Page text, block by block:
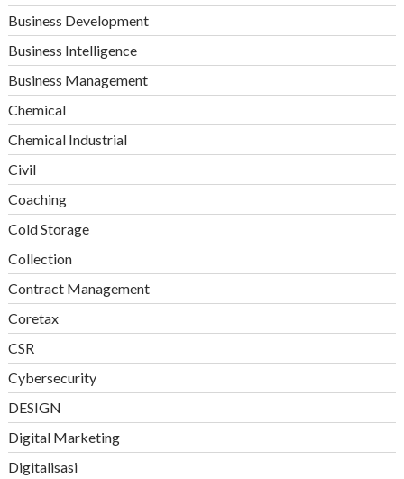
Business Development
Business Intelligence
Business Management
Chemical
Chemical Industrial
Civil
Coaching
Cold Storage
Collection
Contract Management
Coretax
CSR
Cybersecurity
DESIGN
Digital Marketing
Digitalisasi